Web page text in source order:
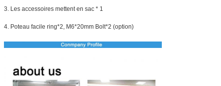
3. Les accessoires mettent en sac * 1
4. Poteau facile ring*2, M6*20mm Bolt*2 (option)